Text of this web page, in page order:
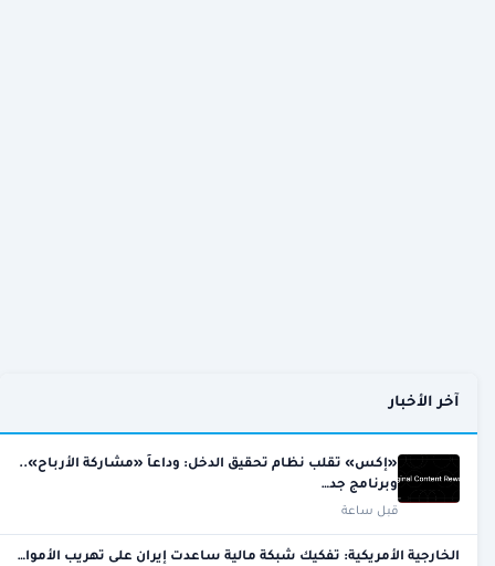
آخر الأخبار
«إكس» تقلب نظام تحقيق الدخل: وداعاً «مشاركة الأرباح»..
وبرنامج جد…
قبل ساعة
الخارجية الأمريكية: تفكيك شبكة مالية ساعدت إيران على تهريب الأموا…